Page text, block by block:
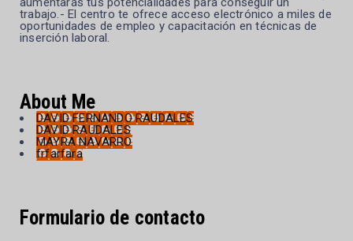
trabajo.- El centro te ofrece acceso electrónico a miles de
oportunidades de empleo y capacitación en técnicas de
inserción laboral.
About Me
DAVID FERNANDO RAUDALES
DAVID RAUDALES
MAYRA NAVARRO
frfarfara
Formulario de contacto